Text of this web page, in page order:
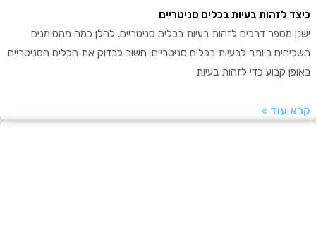
לזהות בעיות בכלים סניטריים
מספר דרכים לזהות בעיות בכלים סניטריים. להלן כמה מהסימנים
ביותר לבעיות בכלים סניטריים: חשוב לבדוק את הכלים הסניטריים
קבוע כדי לזהות בעיות
»